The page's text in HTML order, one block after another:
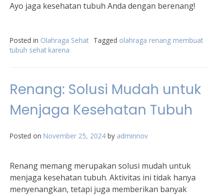
Ayo jaga kesehatan tubuh Anda dengan berenang!
Posted in Olahraga Sehat Tagged olahraga renang membuat
tubuh sehat karena
Renang: Solusi Mudah untuk
Menjaga Kesehatan Tubuh
Posted on November 25, 2024 by adminnov
Renang memang merupakan solusi mudah untuk
menjaga kesehatan tubuh. Aktivitas ini tidak hanya
menyenangkan, tetapi juga memberikan banyak